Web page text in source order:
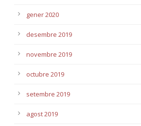
gener 2020
desembre 2019
novembre 2019
octubre 2019
setembre 2019
agost 2019